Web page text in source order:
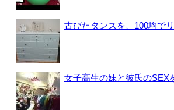
古びたタンスを、100均で
女子高生の妹と彼氏の